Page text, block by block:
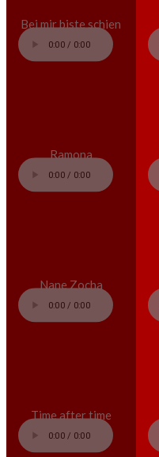
Bei mir biste schien
Ramona
Nane Zocha
Time after time